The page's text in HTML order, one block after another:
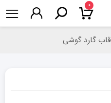
۰
قاب گارد گوشی